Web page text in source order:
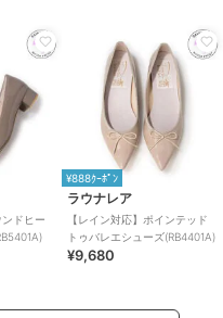
ンドヒー
¥888ｸｰﾎﾟﾝ
ラウナレア
【レイン対応】ポインテッド
トゥバレエシューズ(RB4401A)
¥9,680